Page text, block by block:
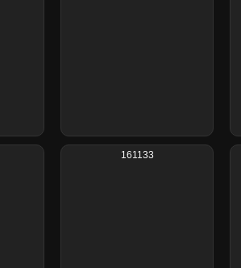
161133